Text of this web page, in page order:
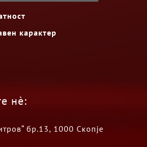
карактер
нè:
бр.13, 1000 Скопје